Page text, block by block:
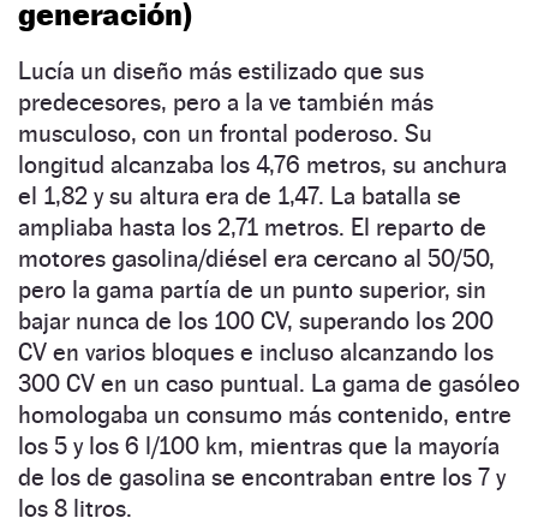
generación)
Lucía un diseño más estilizado que sus
predecesores, pero a la ve también más
musculoso, con un frontal poderoso. Su
longitud alcanzaba los 4,76 metros, su anchura
el 1,82 y su altura era de 1,47. La batalla se
ampliaba hasta los 2,71 metros. El reparto de
motores gasolina/diésel era cercano al 50/50,
pero la gama partía de un punto superior, sin
bajar nunca de los 100 CV, superando los 200
CV en varios bloques e incluso alcanzando los
300 CV en un caso puntual. La gama de gasóleo
homologaba un consumo más contenido, entre
los 5 y los 6 l/100 km, mientras que la mayoría
de los de gasolina se encontraban entre los 7 y
los 8 litros.